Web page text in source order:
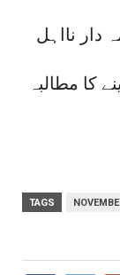
دار نااہل
کا مطالبہ
TAGS